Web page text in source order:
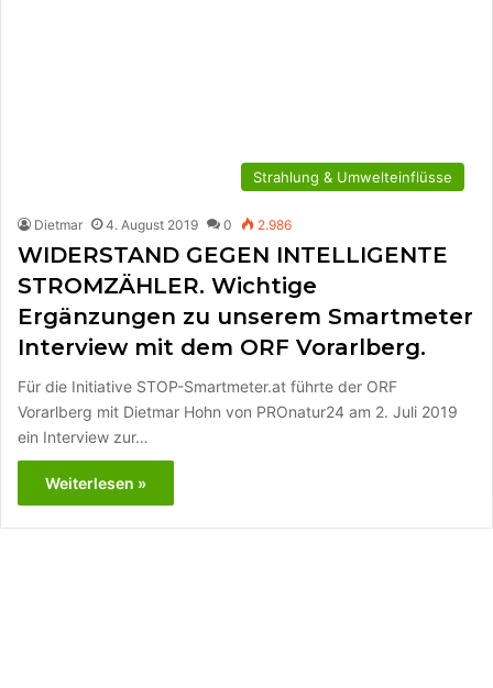
Strahlung & Umwelteinflüsse
Dietmar 4. August 2019 0 2.986
WIDERSTAND GEGEN INTELLIGENTE
STROMZÄHLER. Wichtige
Ergänzungen zu unserem Smartmeter
Interview mit dem ORF Vorarlberg.
Für die Initiative STOP-Smartmeter.at führte der ORF
Vorarlberg mit Dietmar Hohn von PROnatur24 am 2. Juli 2019
ein Interview zur…
Weiterlesen »